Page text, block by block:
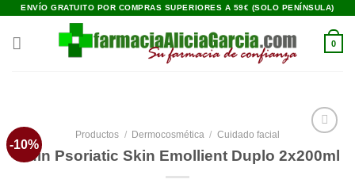
Saltar
contenido
ENVÍO GRATUITO POR COMPRAS SUPERIORES A 59€ (SOLO PENÍNSULA)
0
-10%
a la
Productos / Dermocosmética / Cuidado facial
Isdin Psoriatic Skin Emollient Duplo 2x200ml